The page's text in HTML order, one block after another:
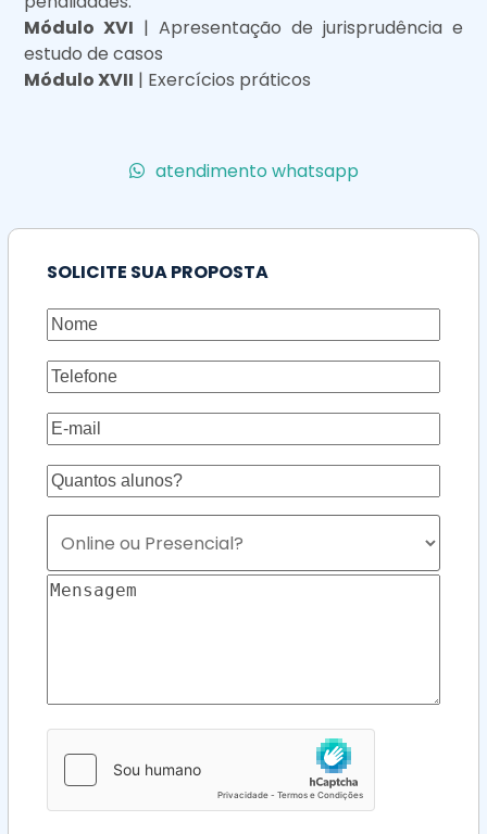
Módulo XVI | Apresentação de jurisprudência e
estudo de casos
Módulo XVII | Exercícios práticos
atendimento whatsapp
SOLICITE SUA PROPOSTA